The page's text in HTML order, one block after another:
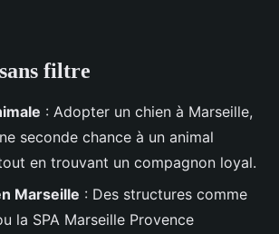
filtre
: Adopter un chien à Marseille,
seconde chance à un animal
en trouvant un compagnon loyal.
Marseille : Des structures comme
la SPA Marseille Provence